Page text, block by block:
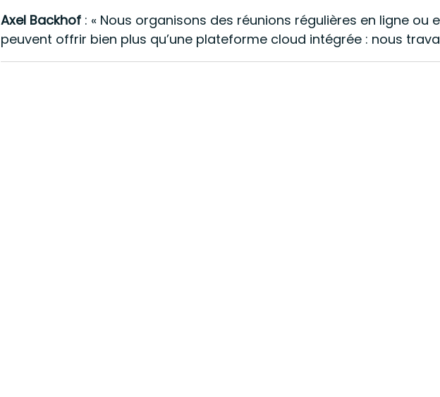
Axel Backhof : « Nous organisons des réunions régulières en ligne
peuvent offrir bien plus qu’une plateforme cloud intégrée : nous